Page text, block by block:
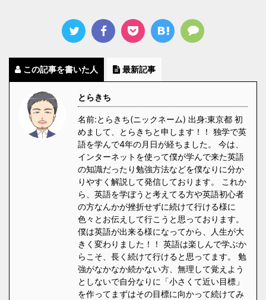
この記事を書いた人 最新記事
とらきち
名前:とらきち(ニックネーム) 出身:東京都 初
めまして、とらきちと申します！！ 独学で英
語を学んで4年の月日が経ちました。 今は、
インターネットを使って僕が学んで来た英語
の知識だったり勉強方法などを僕なりに分か
りやすく解説して発信しております。 これか
ら、英語を学ぼうと考えてる方や英語初心者
の方なんかが挫折せずに続けて行ける様に
色々とお伝えして行こうと思っております。
僕は英語が出来る様になってから、人生が大
きく変わりました！！ 英語は楽しんで学ぶか
らこそ、長く続けて行けると思ってます。 勉
強がなかなか続かない方、無理して覚えよう
としないで自分なりに「小さくて近い目標」
を作ってまずはその目標に向かって続けてみ